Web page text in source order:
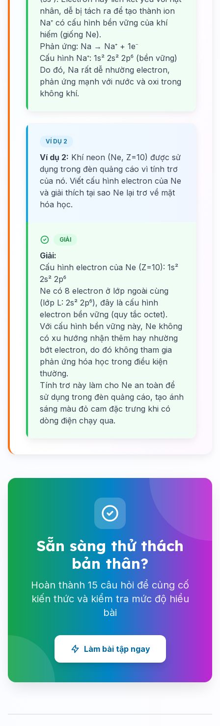
nhân, dễ bị tách ra để tạo thành ion
Na⁺ có cấu hình bền vững của khí
hiếm (giống Ne).
Phản ứng: Na → Na⁺ + 1e⁻
Cấu hình Na⁺: 1s² 2s² 2p⁶ (bền vững)
Do đó, Na rất dễ nhường electron,
phản ứng mạnh với nước và oxi trong
không khí.
VÍ DỤ 2
Ví dụ 2: Khí neon (Ne, Z=10) được sử
dụng trong đèn quảng cáo vì tính trơ
của nó. Viết cấu hình electron của Ne
và giải thích tại sao Ne lại trơ về mặt
hóa học.
GIẢI
Giải:
Cấu hình electron của Ne (Z=10): 1s²
2s² 2p⁶
Ne có 8 electron ở lớp ngoài cùng
(lớp L: 2s² 2p⁶), đây là cấu hình
electron bền vững (quy tắc octet).
Với cấu hình bền vững này, Ne không
có xu hướng nhận thêm hay nhường
bớt electron, do đó không tham gia
phản ứng hóa học trong điều kiện
thường.
Tính trơ này làm cho Ne an toàn để
sử dụng trong đèn quảng cáo, tạo ánh
sáng màu đỏ cam đặc trưng khi có
dòng điện chạy qua.
Sẵn sàng thử thách
bản thân?
Hoàn thành 15 câu hỏi để củng cố
kiến thức và kiểm tra mức độ hiểu
bài
Làm bài tập ngay